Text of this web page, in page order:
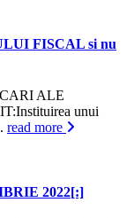
FISCAL si nu
ALE
unui
read more
2022[:]